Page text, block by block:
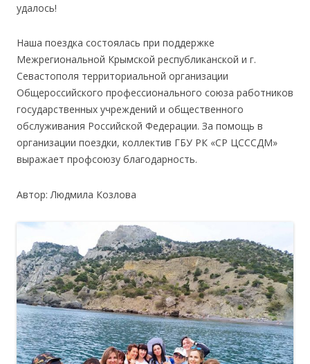
удалось!
Наша поездка состоялась при поддержке
Межрегиональной Крымской республиканской и г.
Севастополя территориальной организации
Общероссийского профессионального союза работников
государственных учреждений и общественного
обслуживания Российской Федерации. За помощь в
организации поездки, коллектив ГБУ РК «СР ЦСССДМ»
выражает профсоюзу благодарность.
Автор: Людмила Козлова